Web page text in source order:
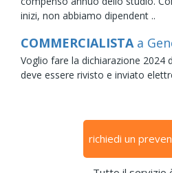
inizi, non abbiamo dipendent ..
COMMERCIALISTA a
Voglio fare la dichiarazione 2024
deve essere rivisto e inviato
richiedi un